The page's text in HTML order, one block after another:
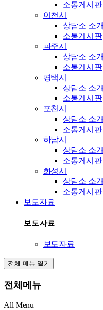
소통게시판
이천시
상담소 소개
소통게시판
파주시
상담소 소개
소통게시판
평택시
상담소 소개
소통게시판
포천시
상담소 소개
소통게시판
하남시
상담소 소개
소통게시판
화성시
상담소 소개
소통게시판
보도자료
보도자료
보도자료
전체 메뉴 열기
전체메뉴
All Menu